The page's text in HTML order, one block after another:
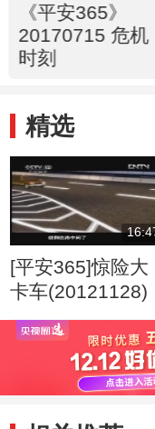
《平安365》
20170715 危机
时刻
精选
[平安365]惊险大
卡车(20121128)